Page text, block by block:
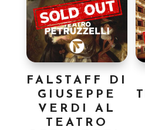
FALSTAFF DI
GIUSEPPE
VERDI AL
TEATRO